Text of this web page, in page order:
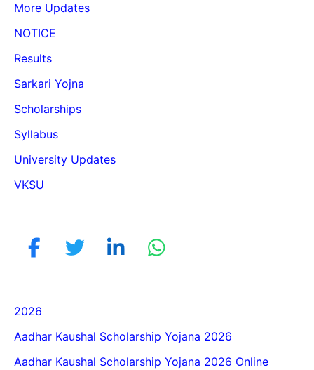
More Updates
NOTICE
Results
Sarkari Yojna
Scholarships
Syllabus
University Updates
VKSU
2026
Aadhar Kaushal Scholarship Yojana 2026
Aadhar Kaushal Scholarship Yojana 2026 Online